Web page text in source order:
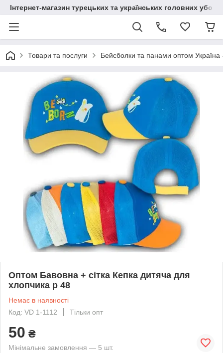
Інтернет-магазин турецьких та українських головних
Товари та послуги Бейсболки та панами оптом
Оптом Бавовна + сітка Кепка дитяча для
хлопчика р 48
Немає в наявності
Код: VD 1-1112
Тільки опт
50 ₴
Мінімальне замовлення — 5 шт.